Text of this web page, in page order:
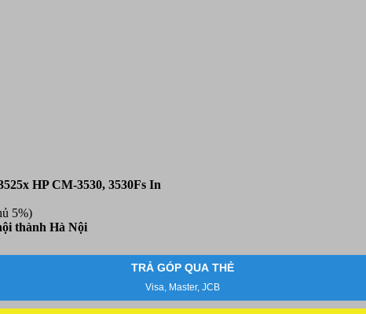
HP CM-3530, 3530Fs In
5%)
thành Hà Nội
TRẢ GÓP QUA THẺ
Visa, Master, JCB